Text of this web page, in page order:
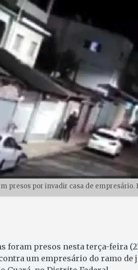
presos por invadir casa de empresário.
foram presos nesta terça-feira
um empresário do ramo de